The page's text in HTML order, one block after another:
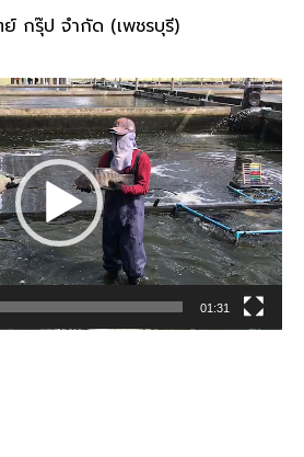
กรุ๊ป จำกัด (เพชรบุรี)
01:31